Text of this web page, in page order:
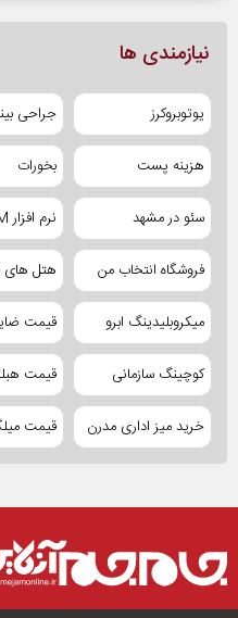
نیازمندی ها
یوتوبروکرز جراحی
هزینه پست بخورات
سئو در مشهد نرم افزار CRM
فروشگاه انتخاب من هتل های
میکروبلیدینگ ابرو قیمت
کوچینگ سازمانی قیمت
خرید میز اداری مدرن قیمت